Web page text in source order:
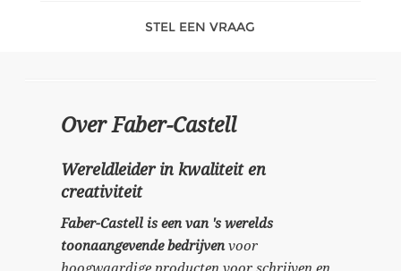
STEL EEN VRAAG
Over Faber-Castell
Wereldleider in kwaliteit en
creativiteit
Faber-Castell is een van 's werelds
toonaangevende bedrijvenvoor